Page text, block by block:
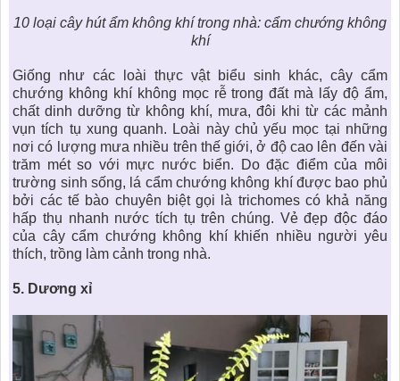
10 loại cây hút ẩm không khí trong nhà: cẩm chướng không
khí
Giống như các loài thực vật biểu sinh khác, cây cẩm
chướng không khí không mọc rễ trong đất mà lấy độ ẩm,
chất dinh dưỡng từ không khí, mưa, đôi khi từ các mảnh
vụn tích tụ xung quanh. Loài này chủ yếu mọc tại những
nơi có lượng mưa nhiều trên thế giới, ở độ cao lên đến vài
trăm mét so với mực nước biển. Do đặc điểm của môi
trường sinh sống, lá cẩm chướng không khí được bao phủ
bởi các tế bào chuyên biệt gọi là trichomes có khả năng
hấp thụ nhanh nước tích tụ trên chúng. Vẻ đẹp độc đáo
của cây cẩm chướng không khí khiến nhiều người yêu
thích, trồng làm cảnh trong nhà.
5. Dương xỉ